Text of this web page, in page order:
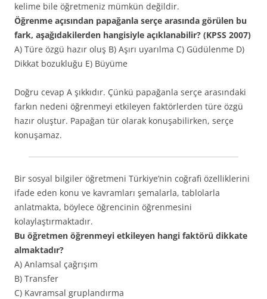
kelime bile öğretmeniz mümkün değildir.
Öğrenme açısından papağanla serçe arasında görülen bu
fark, aşağıdakilerden hangisiyle açıklanabilir? (KPSS 2007)
A) Türe özgü hazır oluş B) Aşırı uyarılma C) Güdülenme D)
Dikkat bozukluğu E) Büyüme
Doğru cevap A şıkkıdır. Çünkü papağanla serçe arasındaki
farkın nedeni öğrenmeyi etkileyen faktörlerden türe özgü
hazır oluştur. Papağan tür olarak konuşabilirken, serçe
konuşamaz.
Bir sosyal bilgiler öğretmeni Türkiye’nin coğrafi özelliklerini
ifade eden konu ve kavramları şemalarla, tablolarla
anlatmakta, böylece öğrencinin öğrenmesini
kolaylaştırmaktadır.
Bu öğretmen öğrenmeyi etkileyen hangi faktörü dikkate
almaktadır?
A) Anlamsal çağrışım
B) Transfer
C) Kavramsal gruplandırma